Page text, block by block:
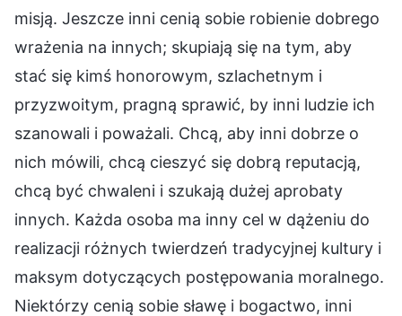
misją. Jeszcze inni cenią sobie robienie dobrego
wrażenia na innych; skupiają się na tym, aby
stać się kimś honorowym, szlachetnym i
przyzwoitym, pragną sprawić, by inni ludzie ich
szanowali i poważali. Chcą, aby inni dobrze o
nich mówili, chcą cieszyć się dobrą reputacją,
chcą być chwaleni i szukają dużej aprobaty
innych. Każda osoba ma inny cel w dążeniu do
realizacji różnych twierdzeń tradycyjnej kultury i
maksym dotyczących postępowania moralnego.
Niektórzy cenią sobie sławę i bogactwo, inni